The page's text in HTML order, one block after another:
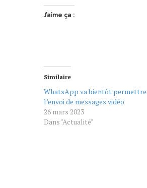
J’aime ça :
Similaire
WhatsApp va bientôt permettre
l’envoi de messages vidéo
26 mars 2023
Dans "Actualité"